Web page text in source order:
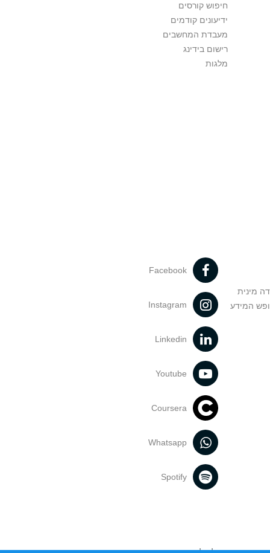
חיפוש קורסים
ידיעונים קודמים
מעבדת המחשבים
רישום בידינג
מלגות
מינית
המידע
Facebook
Instagram
Linkedin
Youtube
Coursera
Whatsapp
Spotify